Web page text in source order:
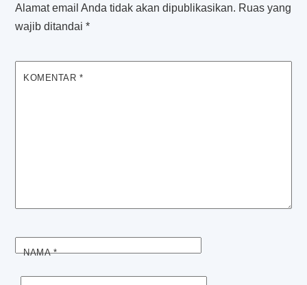
Alamat email Anda tidak akan dipublikasikan. Ruas yang
wajib ditandai*
KOMENTAR*
NAMA*